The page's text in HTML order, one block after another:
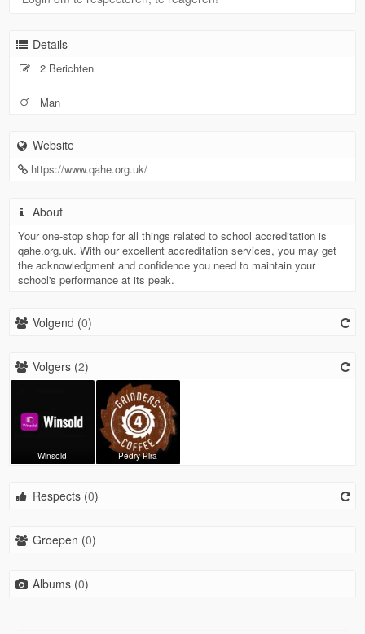
Details
2 Berichten
Man
Website
https://www.qahe.org.uk/
About
Your one-stop shop for all things related to school accreditation is
qahe.org.uk. With our excellent accreditation services, you may get
the acknowledgment and confidence you need to maintain your
school's performance at its peak.
Volgend (0)
Volgers (2)
Winsold Pedry Pira
Respects (0)
Groepen (0)
Albums (0)